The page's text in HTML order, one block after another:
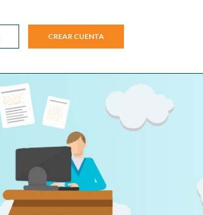
CREAR CUENTA